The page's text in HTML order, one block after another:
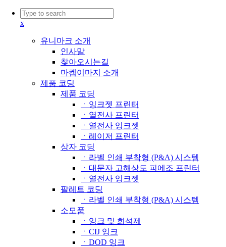
x
유니마크 소개
인사말
찾아오시는길
마켐이마지 소개
제품 코딩
제품 코딩
ㆍ잉크젯 프린터
ㆍ열전사 프린터
ㆍ열전사 잉크젯
ㆍ레이저 프린터
상자 코딩
ㆍ라벨 인쇄 부착형 (P&A) 시스템
ㆍ대문자 고해상도 피에조 프린터
ㆍ열전사 잉크젯
팔레트 코딩
ㆍ라벨 인쇄 부착형 (P&A) 시스템
소모품
ㆍ잉크 및 희석제
ㆍCIJ 잉크
ㆍDOD 잉크